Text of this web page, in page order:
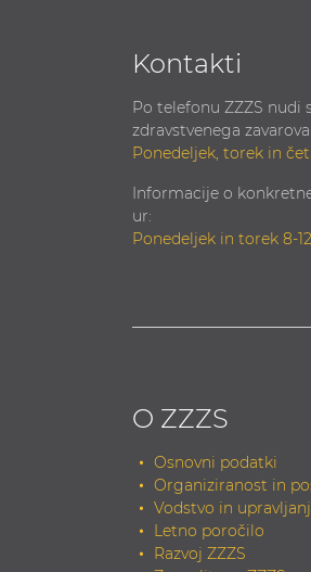
Kontakti
Po telefonu ZZZS nudi
zdravstvenega
Ponedeljek, torek in
Informacije o
ur:
Ponedeljek in torek 8-12
O ZZZS
Osnovni podatki
Organiziranost in
Vodstvo in
Letno poročilo
Razvoj ZZZS